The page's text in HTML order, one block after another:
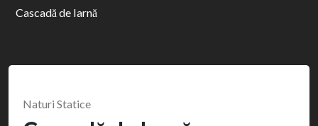
Cascadă de Iarnă
Naturi Statice